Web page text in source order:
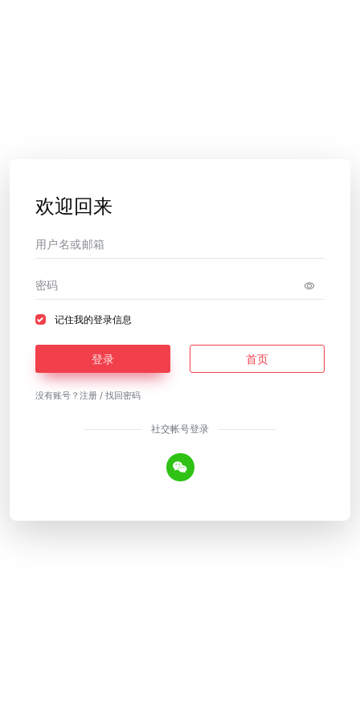
欢迎回来
记住我的登录信息
登录 首页
没有账号？ 注册 / 找回密码
社交帐号登录